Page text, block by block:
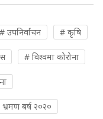
# उपनिर्वाचन # कृषि
# विश्वमा कोरोना
बर्ष २०२०